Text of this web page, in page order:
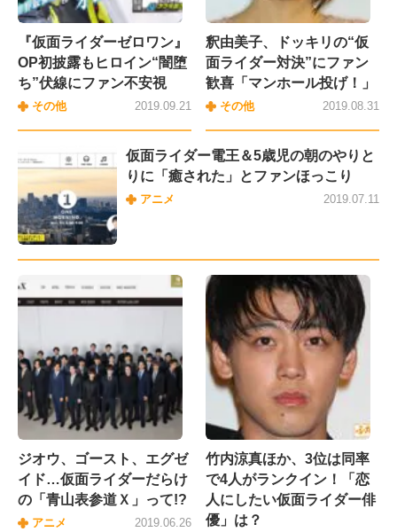
『仮面ライダーゼロワン』
OP初披露もヒロイン“闇堕
ち”伏線にファン不安視
その他 2019.09.21
釈由美子、ドッキリの“仮
面ライダー対決”にファン
歓喜「マンホール投げ！」
その他 2019.08.31
仮面ライダー電王＆5歳児の朝のやりと
りに「癒された」とファンほっこり
アニメ 2019.07.11
ジオウ、ゴースト、エグゼ
イド…仮面ライダーだらけ
の「青山表参道Ｘ」って!?
アニメ 2019.06.26
竹内涼真ほか、3位は同率
で4人がランクイン！「恋
人にしたい仮面ライダー俳
優」は？